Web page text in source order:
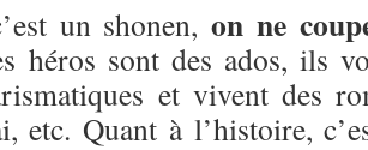
un shonen,on ne
héros sont des ados, ils
et vivent des
etc. Quant à l’histoire,